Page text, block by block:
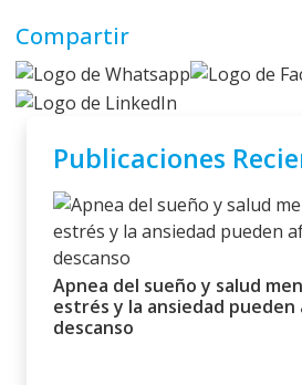
Compartir
Publicaciones
Apnea del sueño y salud
estrés y la ansiedad
descanso